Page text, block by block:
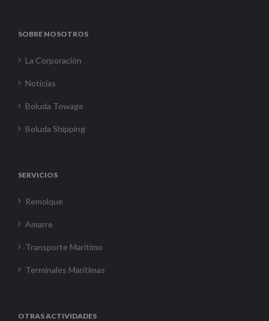
SOBRE NOSOTROS
La Corporación
Noticias
Boluda Towage
Boluda Shipping
SERVICIOS
Remolque
Amarre
Transporte Marítimo
Terminales Marítimas
OTRAS ACTIVIDADES